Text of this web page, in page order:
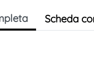
Scheda